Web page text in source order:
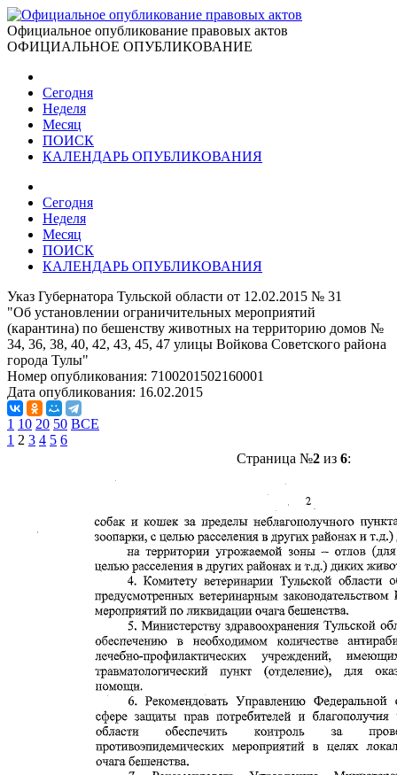
Официальное опубликование правовых актов
ОФИЦИАЛЬНОЕ ОПУБЛИКОВАНИЕ
Сегодня
Неделя
Месяц
ПОИСК
КАЛЕНДАРЬ ОПУБЛИКОВАНИЯ
Сегодня
Неделя
Месяц
ПОИСК
КАЛЕНДАРЬ ОПУБЛИКОВАНИЯ
Указ Губернатора Тульской области от 12.02.2015 № 31
"Об установлении ограничительных мероприятий
(карантина) по бешенству животных на территорию домов №
34, 36, 38, 40, 42, 43, 45, 47 улицы Войкова Советского района
города Тулы"
Номер опубликования: 7100201502160001
Дата опубликования: 16.02.2015
1 10 20 50 ВСЕ
1 2 3 4 5 6
Страница №2из 6: